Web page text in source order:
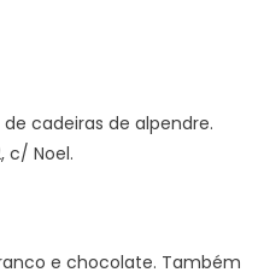
cadeiras de alpendre.
c/ Noel.
e chocolate. Também